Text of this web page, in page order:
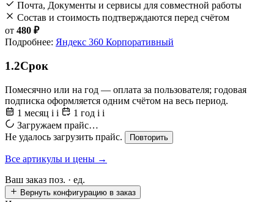
Почта, Документы и сервисы для совместной работы
Состав и стоимость подтверждаются перед счётом
от 480 ₽
Подробнее: Яндекс 360 Корпоративный
1.2Срок
Помесячно или на год — оплата за пользователя; годовая
подписка оформляется одним счётом на весь период.
1 месяц i i 1 год i i
Загружаем прайс…
Не удалось загрузить прайс.
Повторить
Все артикулы и цены →
Ваш заказ поз. · ед.
Вернуть конфигурацию в заказ